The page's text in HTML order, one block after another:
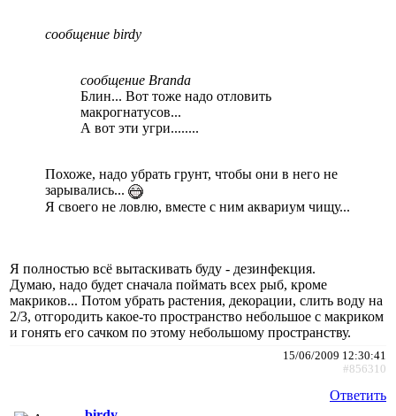
сообщение birdy
сообщение Branda
Блин... Вот тоже надо отловить
макрогнатусов...
А вот эти угри........
Похоже, надо убрать грунт, чтобы они в него не
зарывались...
Я своего не ловлю, вместе с ним аквариум чищу...
Я полностью всё вытаскивать буду - дезинфекция.
Думаю, надо будет сначала поймать всех рыб, кроме
макриков... Потом убрать растения, декорации, слить воду на
2/3, отгородить какое-то пространство небольшое с макриком
и гонять его сачком по этому небольшому пространству.
15/06/2009 12:30:41
#856310
Ответить